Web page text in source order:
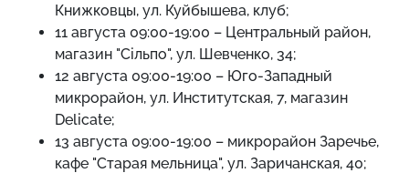
Книжковцы, ул. Куйбышева, клуб;
11 августа 09:00-19:00 – Центральный район,
магазин "Сільпо", ул. Шевченко, 34;
12 августа 09:00-19:00 – Юго-Западный
микрорайон, ул. Институтская, 7, магазин
Delicate;
13 августа 09:00-19:00 – микрорайон Заречье,
кафе "Старая мельница", ул. Заричанская, 40;